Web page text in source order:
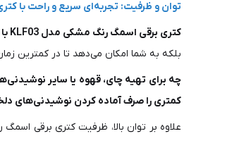
توان و ظرفیت: تجربه‌ای سریع و راحت با
کتری برقی اسمگ رنگ مشکی مدل KLF03 با توان 3000 وات یکی از سریع‌ترین و کارآمدترین دستگاه‌های جوش‌آوری آب در بازار به شمار می‌رود
بلکه به شما امکان می‌دهد تا در کمترین
چه برای تهیه چای، قهوه یا سایر
کمتری را صرف آماده کردن نوشیدنی‌های
علاوه بر توان بالا، ظرفیت کتری برقی